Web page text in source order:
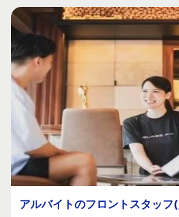
アルバイトのフロントスタッフ